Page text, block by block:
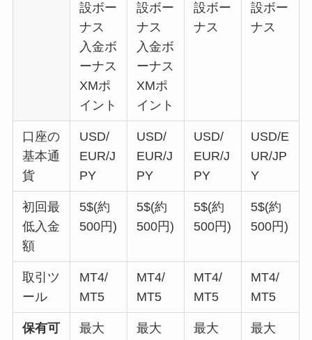
設ボー
ナス
入金ボ
ーナス
XMポ
イント
設ボー
ナス
入金ボ
ーナス
XMポ
イント
設ボー
ナス
設ボー
ナス
口座の
基本通
貨
USD/
EUR/J
PY
USD/
EUR/J
PY
USD/
EUR/J
PY
USD/E
UR/JP
Y
初回最
低入金
額
5$(約
500円)
5$(約
500円)
5$(約
500円)
5$(約
500円)
取引ツ
ール
MT4/
MT5
MT4/
MT5
MT4/
MT5
MT4/
MT5
保有可
最大
最大
最大
最大